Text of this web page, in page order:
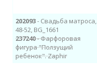
202093- Свадьба матроса,
48-52, BG_1661
237240- Фарфоровая
фигура "Ползущий
ребенок". Zaphir